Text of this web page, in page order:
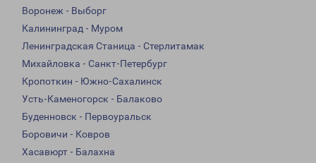
Воронеж - Выборг
Калининград - Муром
Ленинградская Станица - Стерлитамак
Михайловка - Санкт-Петербург
Кропоткин - Южно-Сахалинск
Усть-Каменогорск - Балаково
Буденновск - Первоуральск
Боровичи - Ковров
Хасавюрт - Балахна